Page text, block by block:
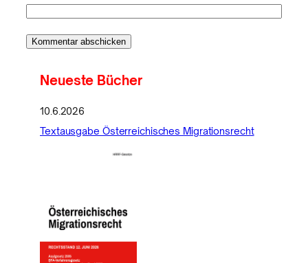
Neueste Bücher
10.6.2026
Textausgabe Österreichisches Migrationsrecht